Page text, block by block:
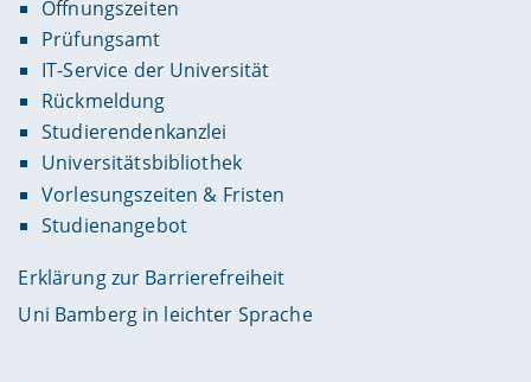
Öffnungszeiten
Prüfungsamt
IT-Service der Universität
Rückmeldung
Studierendenkanzlei
Universitätsbibliothek
Vorlesungszeiten & Fristen
Studienangebot
Erklärung zur Barrierefreiheit
Uni Bamberg in leichter Sprache